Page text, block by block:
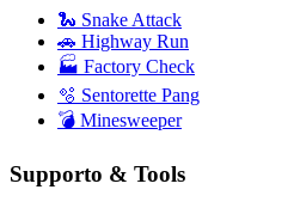
🐍 Snake Attack
🚗 Highway Run
🏭 Factory Check
🫧 Sentorette Pang
💣 Minesweeper
Supporto & Tools